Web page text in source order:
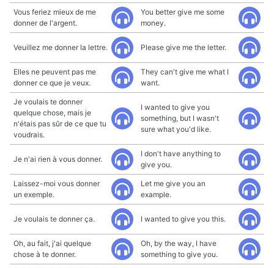
Vous feriez mieux de me
donner de l'argent.
You better give me some
money.
Veuillez me donner la lettre. Please give me the letter.
Elles ne peuvent pas me
donner ce que je veux.
They can't give me what I
want.
Je voulais te donner
quelque chose, mais je
n'étais pas sûr de ce que tu
voudrais.
I wanted to give you
something, but I wasn't
sure what you'd like.
Je n'ai rien à vous donner.
I don't have anything to
give you.
Laissez-moi vous donner
un exemple.
Let me give you an
example.
Je voulais te donner ça. I wanted to give you this.
Oh, au fait, j'ai quelque
chose à te donner.
Oh, by the way, I have
something to give you.